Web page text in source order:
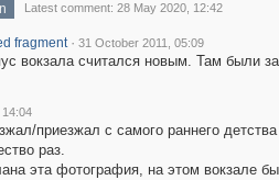
Latest comment: 28 May 2020, 12:42
fragment · 31 October 2011, 05:09
вокзала считался новым. Там были
14:04
приезжал с самого раннего детства
раз.
эта фотография, на этом вокзале